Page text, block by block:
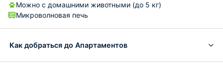
Можно с домашними животными (до 5 кг)
Микроволновая печь
Как добраться до Апартаментов